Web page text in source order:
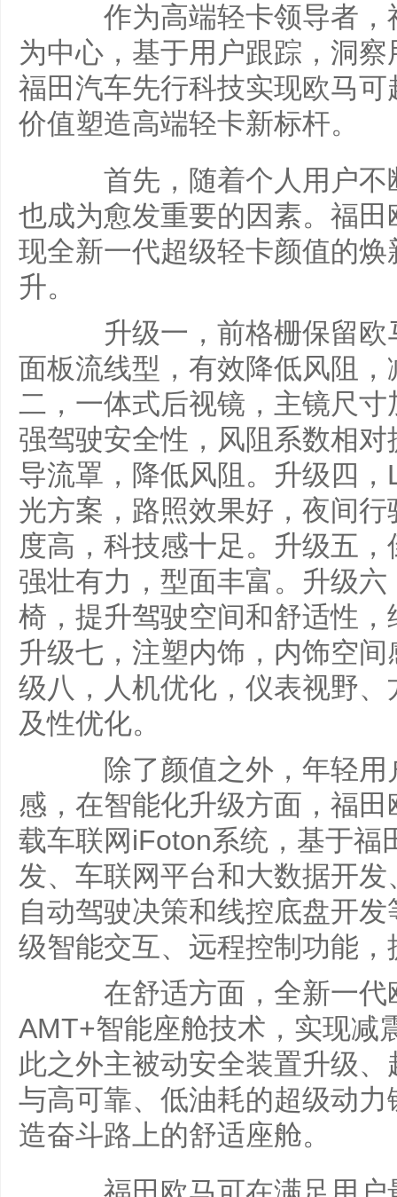
作为高端轻卡领导者，
为中心，基于用户跟踪，洞
福田汽车先行科技实现欧马
价值塑造高端轻卡新标杆。
首先，随着个人用户不
也成为愈发重要的因素。福田
现全新一代超级轻卡颜值的
升。
升级一，前格栅保留欧
面板流线型，有效降低风阻
二，一体式后视镜，主镜尺
强驾驶安全性，风阻系数相
导流罩，降低风阻。升级四
光方案，路照效果好，夜间
度高，科技感十足。升级五
强壮有力，型面丰富。升级
椅，提升驾驶空间和舒适性
升级七，注塑内饰，内饰空
级八，人机优化，仪表视野
及性优化。
除了颜值之外，年轻用
感，在智能化升级方面，福
载车联网iFoton系统，基于福
发、车联网平台和大数据开
自动驾驶决策和线控底盘开
级智能交互、远程控制功能
在舒适方面，全新一代
AMT+智能座舱技术，实现减
此之外主被动安全装置升级
与高可靠、低油耗的超级动
造奋斗路上的舒适座舱。